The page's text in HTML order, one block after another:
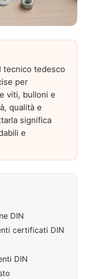
tecnico tedesco
per
viti, bulloni e
qualità e
significa
e
DIN
certificati DIN
DIN